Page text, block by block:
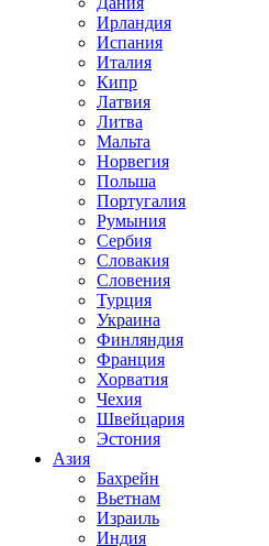
Ирландия
Испания
Италия
Кипр
Латвия
Литва
Мальта
Норвегия
Польша
Португалия
Румыния
Сербия
Словакия
Словения
Турция
Украина
Финляндия
Франция
Хорватия
Чехия
Швейцария
Эстония
Азия
Бахрейн
Вьетнам
Израиль
Индия